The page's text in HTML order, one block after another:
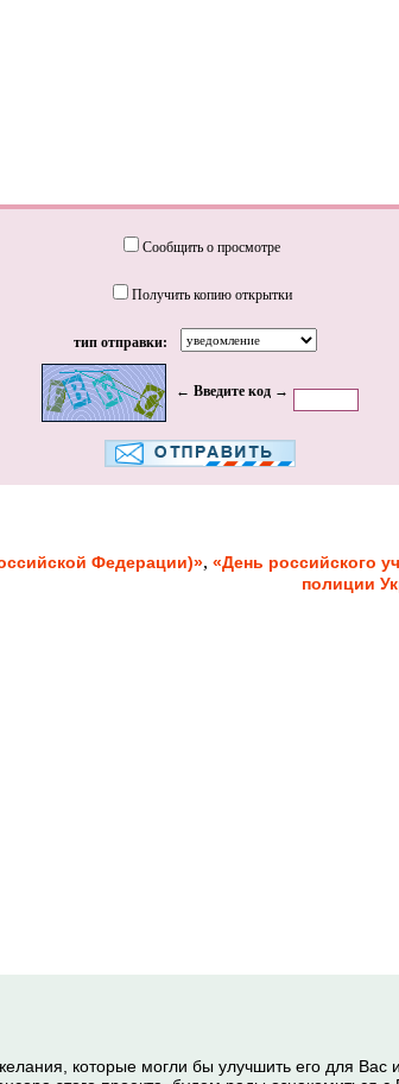
Сообщить о просмотре
Получить копию открытки
тип отправки:
← Введите код →
Федерации)», «День российского
полиции
которые могли бы улучшить его для